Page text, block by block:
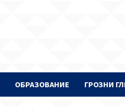
ОБРАЗОВАНИЕ ГРОЗНИ